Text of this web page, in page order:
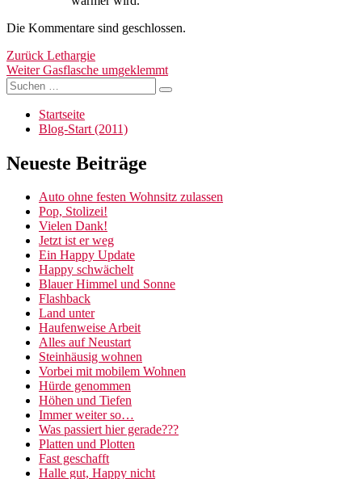
Die Kommentare sind geschlossen.
Beitragsnavigation
Zurück Vorheriger
Beitrag:
Lethargie
Weiter Nächster
Beitrag:
Gasflasche umgeklemmt
Suchen
nach:
Suchen
Startseite
Blog-Start (2011)
Neueste Beiträge
Auto ohne festen Wohnsitz zulassen
Pop, Stolizei!
Vielen Dank!
Jetzt ist er weg
Ein Happy Update
Happy schwächelt
Blauer Himmel und Sonne
Flashback
Land unter
Haufenweise Arbeit
Alles auf Neustart
Steinhäusig wohnen
Vorbei mit mobilem Wohnen
Hürde genommen
Höhen und Tiefen
Immer weiter so…
Was passiert hier gerade???
Platten und Plotten
Fast geschafft
Halle gut, Happy nicht